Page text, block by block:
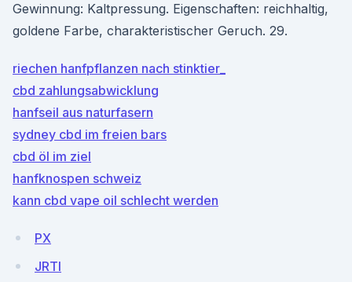
Gewinnung: Kaltpressung. Eigenschaften: reichhaltig,
goldene Farbe, charakteristischer Geruch. 29.
riechen hanfpflanzen nach stinktier_
cbd zahlungsabwicklung
hanfseil aus naturfasern
sydney cbd im freien bars
cbd öl im ziel
hanfknospen schweiz
kann cbd vape oil schlecht werden
PX
JRTI